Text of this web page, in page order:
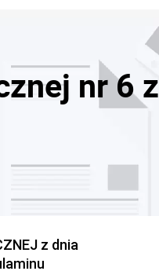
nr 6 z
z dnia